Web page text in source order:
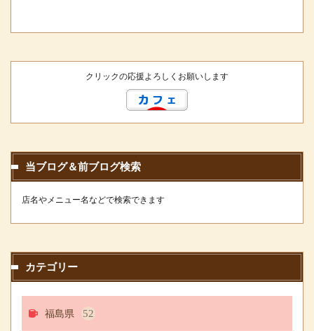
クリックの応援よろしくお願いします
当ブログ＆前ブログ検索
店名やメニュー名などで検索できます
カテゴリー
福島県 52